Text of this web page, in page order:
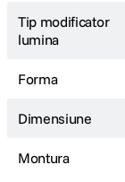
Tip modificator
lumina
Forma
Dimensiune
Montura